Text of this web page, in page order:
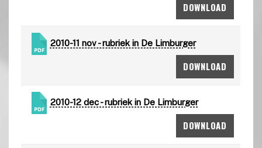
DOWNLOAD
2010-11 nov - rubriek in De Limburger
DOWNLOAD
2010-12 dec - rubriek in De Limburger
DOWNLOAD